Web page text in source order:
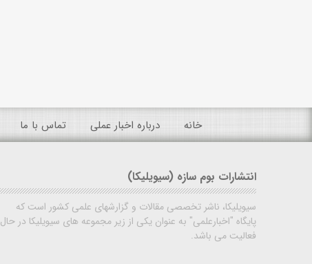
خانه درباره اخبار عملی تماس با ما
انتشارات بوم سازه (سیویلیکا)
سیویلیکا، ناشر تخصصی مقالات و گزارشهای علمی کشور است که
پایگاه "اخبارعلمی" به عنوان یکی از زیر مجموعه های سیویلیکا در حال
فعالیت می باشد.